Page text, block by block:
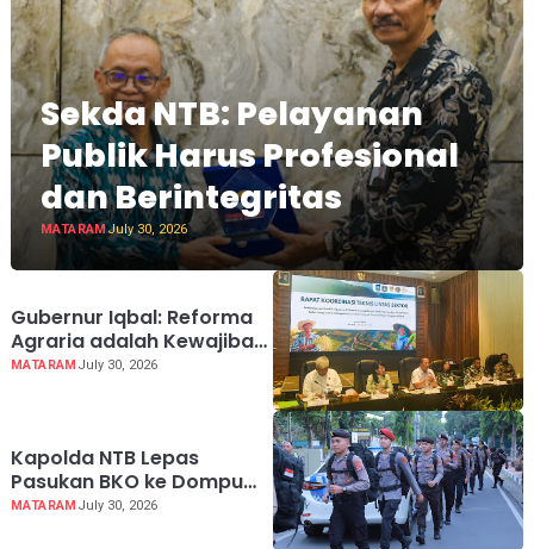
Sekda NTB: Pelayanan
Publik Harus Profesional
dan Berintegritas
MATARAMJuly 30, 2026
Gubernur Iqbal: Reforma
Agraria adalah Kewajiban
Negara
MATARAM July 30, 2026
Kapolda NTB Lepas
Pasukan BKO ke Dompu
dan Bima, Tekankan Tugas
MATARAM July 30, 2026